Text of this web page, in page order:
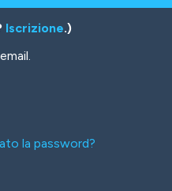
Iscrizione.)
la password?